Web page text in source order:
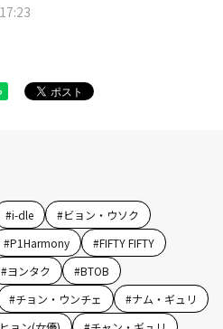
#i-dle #ビョン・ウソク
#P1Harmony #FIFTY FIFTY
#ヨンタク #BTOB
#チョン・ウンチェ #ナム・ギュリ